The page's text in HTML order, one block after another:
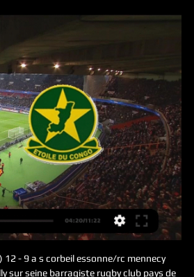
Ligue 1 2023/2024 Résultats et Pronostics - FlashFootball Etoile du Congo. 1354413:11219 ? D. N. V. D. V. 8. Cheminots Notre page de scores en direct offre les derniers résultats de football, les ...

Découvrez un large choix de produits à commander sur botanic.com et optez pour la livraison en point relais Mondial Relay En savoir plus X. Menu. Nos produits Vos projets. Le Club. Mon compte Me connecter. Me connecter. Mon magasin click & collect Choisir mon magasin. 0. Fermer. Accueil . Nos produits ← Tous nos produits. Découvrez les produits de la gamme botanic pour toutes vos envies.

Foot Etoile du Congo - Cheminots 03.02.2024 2 févr. 2024 — Votez pour voir le résultat. Etoile du Congo. EDC © Site de Livescore gratuit, résultats en direct sur mobile, résultats en direct aujourd'hui

De son côté, le CS Beaune, défait à Suresnes (35-19), espérait repartir de l'avant en recevant Villefranche (10e). Si les Stadistes n'ont eu aucun mal à disposer d'Issoire (38-10), les Beaunois ont souffert face à Villefranche. Mais ils s'imposent tout de même de quatre longueurs (23-19). Revivez le direct de …

Voyages-sncf.com devient OUI.sncf. Trouvez et Réservez vos Billets de Train au meilleur prix sur OUI.sncf, votre nouveau compagnon de voyage en ligne !

Regarder les matchs PSG, OM, OL, ASSE, MONACO.... en direct sur Streamonsport le site Regardez tous les matchs de foot en live streaming HD sur PC et smartphone. Diffusion en intégralité des matchs de football de Ligue 1, Ligue 2, Premier league, Liga, serie A, Ligue des champions Il intègre les chaines populaires de football comme RMC Sports, Canal+ sport, BeIn Sport, telefoot et pleines d.

Vous consultez actuellement la page : Kaizer Chiefs - Bloemfontein Celtic Suivez le match Kaizer Chiefs - Bloemfontein Celtic en direct (résumé, score et buts). Le résultat de ce match de championnat sud africain entre Kaizer Chiefs FC et Bloemfontein Celtic FC est à suivre en live à partir de 19h15.

Cette page vous propose de suivre les informations (but, résultat, commentaires) de l'affiche Benfica-B / Academica. Vous pouvez intérargir sur ce match de football en déposant vos propres commentaires. Le coup d'envoi de ce match de foot entre SL Benfica II et Associação Académica de Coimbra OAF sera donné à 18h00 (09 février 2019).

Le 1 er avril 1989, un match de troisième division oppose, au Stade Séraucourt de Bourges, le Football Club de Bourges au club voisin de La Berrichonne de Châteauroux. L'animateur de télévision Michel Denisot , alors vice-président de la Berrichonne auprès de Claude Jamet , est présent et fait part à Trotignon de son intention de structurer son club, accompagné dans cette tâche par Hervé Brossard.

[LIVE] Suivez le score Adélaïde Olympic Adelaide United Youth en direct et résultat du match avec notre Livescore Football. Match de South Australia Premier League joué le 14/03/20 08:30.

Un avant-goût a été donné par une cinquantaine de Gilets jaunes de Pau (Pyrénées-Atlantiques), dans la soirée du jeudi 15 novembre 2018, qui ont mené une opération péage gratuit.

maël un déplacement à lyon on a du cher après deux matchs on repart pas avec la victoire avec une série parce qu'un peu plus de pression ou la confiance est toujours là non la confiance est toujours là après aujourd'hui euh nous on est sur euh malgré tout son bonne dynamique il y a pas il y a pas à s'inquiéter après euh forcément euh il y a quand même une remise en question à.

La saison 2004 du Championnat du Pérou de football est la soixante-seizième édition du championnat de première division au Pérou.La compétition regroupe les quatorze meilleures équipes du pays. La saison est scindée en deux tournois indépendants : Tournoi ouverture : les équipes sont regroupées au sein d'une poule unique où elles s'affrontent deux fois, à domicile et à l'extérieur.

Paris en ligne sur NetBet, le meilleur site des paris sportifs. Une plateforme 100% sécurisée avec des promotions fantastiques & un service client efficace.

Les loisirs et la société à Brazzaville pendant l'ère coloniale Phyllis Martin ·  2005 · ‎ Congo (Brazzaville)... Étoile et Lorraine (Poto-Poto) (quartiers de la ville) ; ASM et Patronage (affiliation religieuse); Diables Noirs, l'équipe lari (ethnicité) ; les Cheminots ...

Kenny De Schepper: qualifié à Roland Garros. Stéphane Robert: qualifié et 2ème tour à Nottingham, finaliste à Prague* Vincent